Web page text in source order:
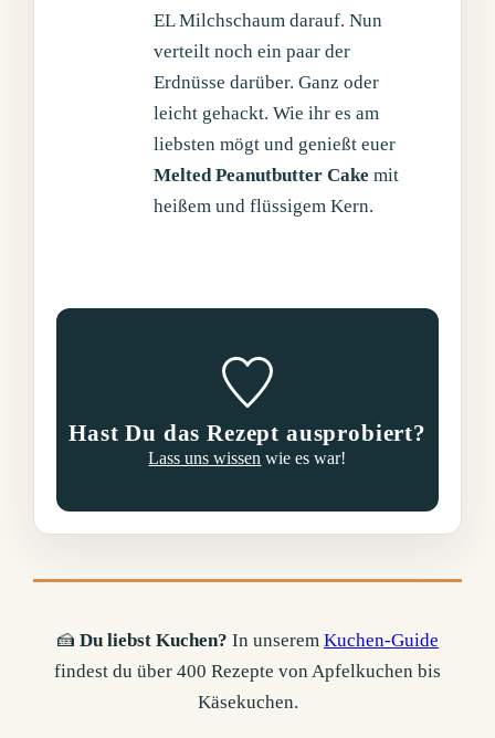
EL Milchschaum darauf. Nun
verteilt noch ein paar der
Erdnüsse darüber. Ganz oder
leicht gehackt. Wie ihr es am
liebsten mögt und genießt euer
Melted Peanutbutter Cake mit
heißem und flüssigem Kern.
Hast Du das Rezept ausprobiert?
Lass uns wissen wie es war!
🍰 Du liebst Kuchen? In unserem Kuchen-Guide
findest du über 400 Rezepte von Apfelkuchen bis
Käsekuchen.